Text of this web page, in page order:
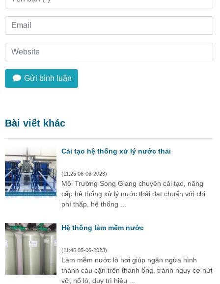
Gửi bình luận
Bài viết khác
Cải tạo hệ thống xử lý nước thải
(11:25 06-06-2023)
Môi Trường Song Giang chuyên cải tạo, nâng
cấp hệ thống xử lý nước thải đạt chuẩn với chi
phí thấp, hệ thống ...
Hệ thống làm mềm nước
(11:46 05-06-2023)
Làm mềm nước lò hơi giúp ngăn ngừa hình
thành cáu cặn trên thành ống, tránh nguy cơ nứt
vỡ, nổ lò, duy trì hiệu ...